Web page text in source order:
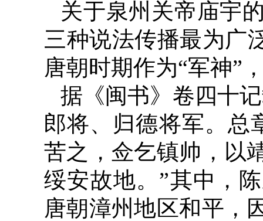
关于泉州关帝庙宇
三种说法传播最为广
唐朝时期作为“军神”
据《闽书》卷四十
郎将、归德将军。总
苦之，佥乞镇帅，以
绥安故地。”其中，
唐朝漳州地区和平，